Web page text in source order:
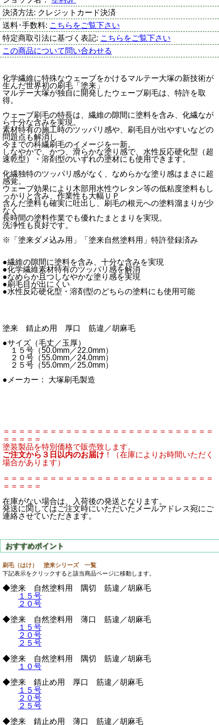
決済方法: クレジットカード決済
送料･手数料: こちらをご覧下さい
特定商取引法に基づく表記: こちらをご覧下さい
この商品について問い合わせる
化学繊維に特殊なウェーブをかけるマルテー大塚の新技術が
生んだ世界初の刷毛「塗来」
マルテー大塚が独自に開発したウェーブ刷毛は、特許を取
得。
ウェーブ刷毛の特長は、繊維の隙間に塗料を含み、化繊なが
ら十分な含みを実現。
素材特有の施工時のツッパリ感や、刷毛目が出やすいなどの
問題点も解消し
今までの科繊刷毛のイメージを一新。
しなやかで、かつ、滑らかな塗り感で、水性反応硬化型（超
速乾型）・溶剤型のいずれの塗材にも使用できます。
化繊独特のツッパリ感がなく、なめらかな塗り感はまさに超
感覚。
ウェーブ効果により木部用水性ウレタン等の低粘度塗料もし
っかりと含み、作業性も大幅ＵＰ
含んだ塗料も確実に吐出し、刷毛の根元への塗料溜まりが少
なく
長時間の塗料作業でも優れたまとまりを実現。
洗浄性も良好です。
※「塗来ダメ込み用」「塗来自然塗料用」特許登録済み
●繊維の隙間に塗料を含み、十分な含みを実現
●化学繊維素材特有のツッパリ感を解消
●なめらか且つしなやかな塗り感を実現
●刷毛目が出にくい
●水性反応硬化型・溶剤型のどちらの塗料にも使用可能
塗来 錆止め用 厚口 筋違／胡麻毛
●サイズ（毛丈／玉厚）
１５号（50.0mm／22.0mm）
２０号（55.0mm／24.0mm）
２５号（55.0mm／25.0mm）
●メーカー： 大塚刷毛製造
＝＝＝＝＝＝＝＝＝＝＝＝＝＝＝＝＝＝＝＝＝＝＝＝＝＝＝
＝＝＝＝＝
塗装製品を特別価格で販売致します。
ご注文から３日以内のお届け ！（在庫によりお時間いただく
場合があります）
＝＝＝＝＝＝＝＝＝＝＝＝＝＝＝＝＝＝＝＝＝＝＝＝＝＝＝
＝＝＝＝＝
在庫がない場合は、入荷後の発送となります。
発送に関してはご注文時にいただいたメールアドレス宛にご
連絡させていただきます。
刷毛（はけ） 塗来シリーズ 一覧
下記表示をクリックすると該当商品ページに移動します。
◆塗来 自然塗料用 隅切 筋違／胡麻毛
１５号
２０号
◆塗来 自然塗料用 薄口 筋違／胡麻毛
１５号
２０号
２５号
◆塗来 自然塗料用 隅切 筋違／胡麻毛
１０号
◆塗来 錆止め用 厚口 筋違／胡麻毛
１５号
２０号
２５号
◆塗来 錆止め用 薄口 筋違／胡麻毛